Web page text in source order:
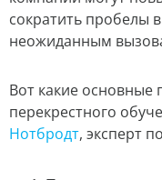
сократить пробелы
неожиданным
Вот какие основные
перекрестного
Нотбродт, эксперт